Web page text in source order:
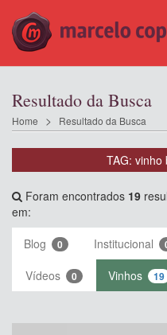
Resultado da Busca
Home Resultado da Busca
TAG: vinho
Foram encontrados 19
em:
Blog
0 Institucional
Vídeos 0 Vinhos 19